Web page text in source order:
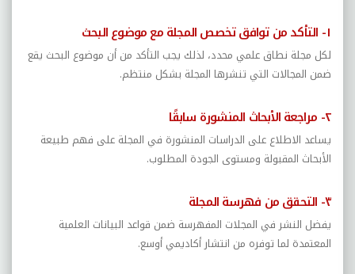
١- التأكد من توافق تخصص المجلة مع موضوع البحث
لكل مجلة نطاق علمي محدد، لذلك يجب التأكد من أن موضوع البحث يقع
ضمن المجالات التي تنشرها المجلة بشكل منتظم.
٢- مراجعة الأبحاث المنشورة سابقًا
يساعد الاطلاع على الدراسات المنشورة في المجلة على فهم طبيعة
الأبحاث المقبولة ومستوى الجودة المطلوب.
٣- التحقق من فهرسة المجلة
يفضل النشر في المجلات المفهرسة ضمن قواعد البيانات العلمية
المعتمدة لما توفره من انتشار أكاديمي أوسع.